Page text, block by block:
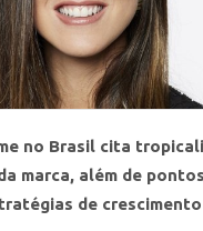
no Brasil cita
marca, além de
de